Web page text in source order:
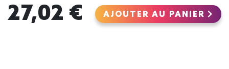
27,02 € AJOUTER AU PANIER